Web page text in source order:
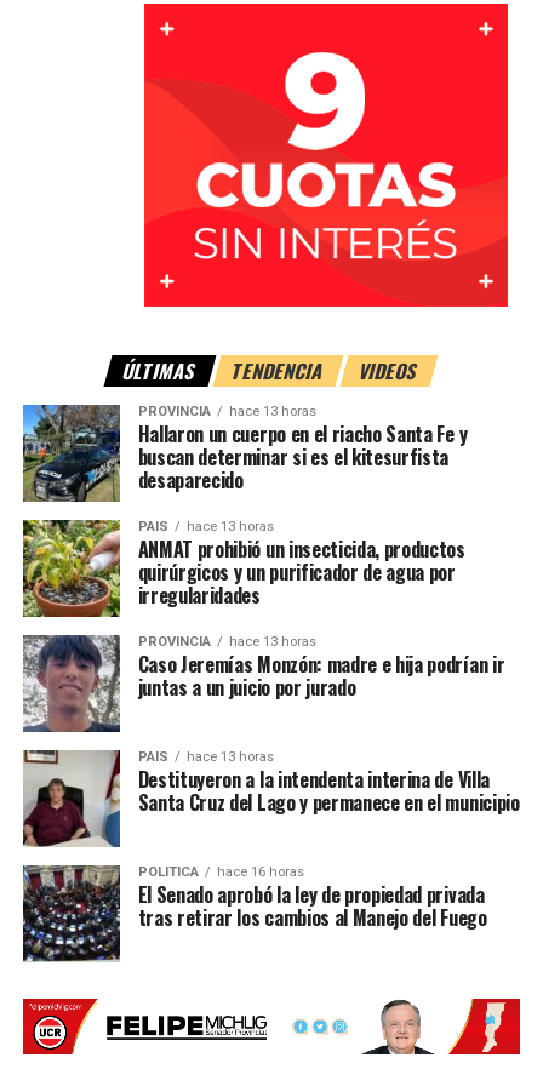
Por Móvil Quique
ÚLTIMAS TENDENCIA VIDEOS
PROVINCIA hace 13 horas
Hallaron un cuerpo en el riacho Santa Fe y
buscan determinar si es el kitesurfista
desaparecido
PAIS hace 13 horas
ANMAT prohibió un insecticida, productos
quirúrgicos y un purificador de agua por
irregularidades
PROVINCIA hace 13 horas
Caso Jeremías Monzón: madre e hija podrían ir
juntas a un juicio por jurado
PAIS hace 13 horas
Destituyeron a la intendenta interina de Villa
Santa Cruz del Lago y permanece en el municipio
POLITICA hace 16 horas
El Senado aprobó la ley de propiedad privada
tras retirar los cambios al Manejo del Fuego